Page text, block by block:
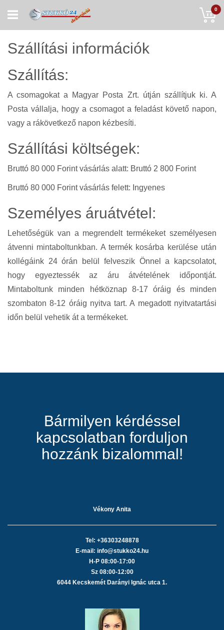
to
0
Szállítási információk
Szállítás:
A csomagokat a Magyar Posta Zrt. útján szállítjuk ki. A
Posta vállalja, hogy a csomagot a feladást követő napon,
vagy a rákövetkező napon kézbesíti.
Szállítási költségek:
Bruttó 80 000 Forint vásárlás alatt: Bruttó 2 800 Forint
Bruttó 80 000 Forint vásárlás felett: Ingyenes
Személyes áruátvétel:
Lehetőségük van a megrendelt termékeket személyesen
átvenni mintaboltunkban. A termék kosárba kerülése után
kollégáink 24 órán belül felveszik Önnel a kapcsolatot,
hogy egyeztessék az áru átvételének időpontját.
Mintaboltunk minden hétköznap 8-17 óráig és minden
szombaton 8-12 óráig nyitva tart. A megadott nyitvatartási
időn belül vehetik át a termékeket.
Bármilyen kérdéssel
kapcsolatban forduljon
hozzánk bizalommal!
Vékony Anita
Tel: +36303248878
E-mail: info@stukko24.hu
H-P 08:00-17:00
Sz 08:00-12:00
6044 Kecskemét Darányi Ignác utca 1.